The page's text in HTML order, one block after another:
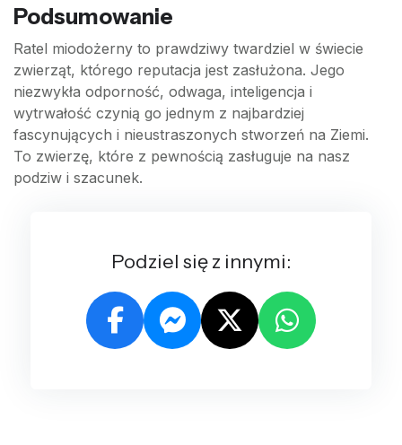
Podsumowanie
Ratel miodożerny to prawdziwy twardziel w świecie
zwierząt, którego reputacja jest zasłużona. Jego
niezwykła odporność, odwaga, inteligencja i
wytrwałość czynią go jednym z najbardziej
fascynujących i nieustraszonych stworzeń na Ziemi.
To zwierzę, które z pewnością zasługuje na nasz
podziw i szacunek.
Podziel się z innymi: